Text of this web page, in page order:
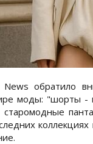
обратило
моды: "шорты -